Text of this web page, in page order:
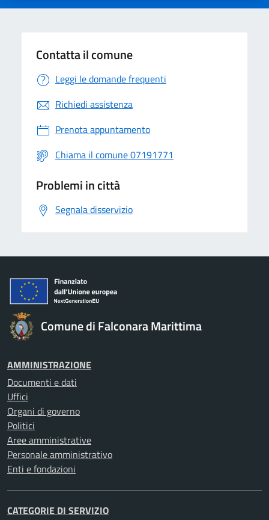
Contatta il comune
Leggi le domande frequenti
Richiedi assistenza
Prenota appuntamento
Chiama il comune 07191771
Problemi in città
Segnala disservizio
Comune di Falconara Marittima
AMMINISTRAZIONE
Documenti e dati
Uffici
Organi di governo
Politici
Aree amministrative
Personale amministrativo
Enti e fondazioni
CATEGORIE DI SERVIZIO